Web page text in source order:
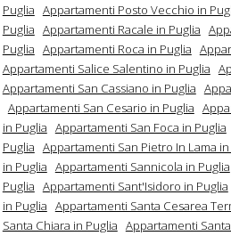
Puglia Appartamenti Posto Vecchio in
Puglia Appartamenti Racale in Puglia
Puglia Appartamenti Roca in Puglia
Appartamenti Salice Salentino in Puglia
Appartamenti San Cassiano in Puglia
Appartamenti San Cesario in Puglia
in Puglia Appartamenti San Foca in Puglia
Puglia Appartamenti San Pietro In Lama in
in Puglia Appartamenti Sannicola in Puglia
Puglia Appartamenti Sant'Isidoro in Puglia
in Puglia Appartamenti Santa Cesarea
Santa Chiara in Puglia Appartamenti